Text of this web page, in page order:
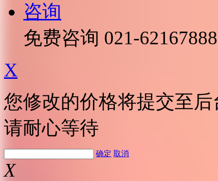
咨询
免费咨询 021-62167888
X
您修改的价格将提交至
请耐心等待
确定 取消
X